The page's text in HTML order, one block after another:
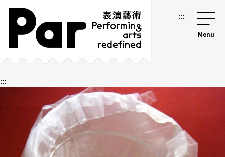
跳到主要内容区块
网站导览 :::
:::